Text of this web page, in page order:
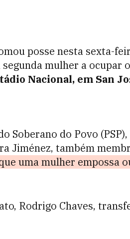
posse nesta sexta-
segunda mulher a ocupar
Nacional, em San
Soberano do Povo
Jiménez, também
uma mulher empossa
Rodrigo Chaves,